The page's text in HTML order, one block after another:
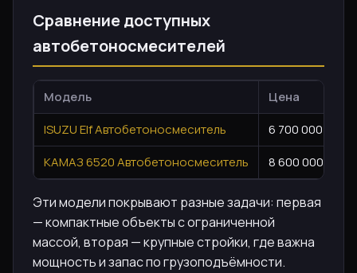
Сравнение доступных
автобетоносмесителей
Модель Цена
ISUZU Elf Автобетоносмеситель
6 700 000 ₽
КАМАЗ 6520 Автобетоносмеситель
8 600 000 ₽
Эти модели покрывают разные задачи: первая
— компактные объекты с ограниченной
массой, вторая — крупные стройки, где важна
мощность и запас по грузоподъёмности.